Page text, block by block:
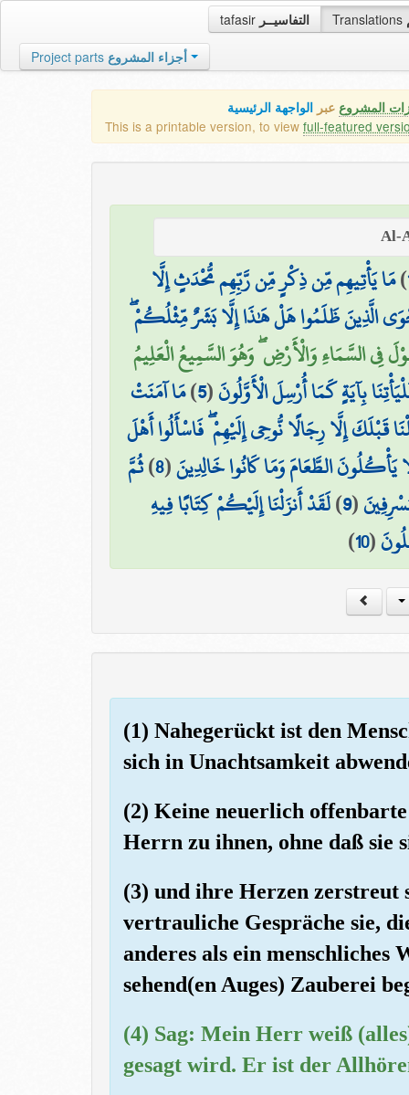
tafasir التفاسيــر Translations
Project parts أجزاء المشروع
المشروع عبر الواجهة الرئيسية
This is a printable version, to view full-featured
)مَا يَأْتِيهِم مِّن ذِكْرٍ مِّن رَّبِّهِم مُّحْدَثٍ إِلَّا
الَّذِينَ ظَلَمُوا هَلْ هَٰذَا إِلَّا بَشَرٌ مِّثْلُكُمْ
فِي السَّمَاءِ وَالْأَرْضِ ۖ وَهُوَ السَّمِيعُ الْعَلِيمُ
بِآيَةٍ كَمَا أُرْسِلَ الْأَوَّلُونَ(
5
)مَا آمَنَتْ
قَبْلَكَ إِلَّا رِجَالًا نُّوحِي إِلَيْهِمْ ۖ فَاسْأَلُوا أَهْلَ
الطَّعَامَ وَمَا كَانُوا خَالِدِينَ(
8
)ثُمَّ
(
9
)لَقَدْ أَنزَلْنَا إِلَيْكُمْ كِتَابًا فِيهِ
(
10
)
(1) Nahegerückt ist den
sich in Unachtsamkeit
(2) Keine neuerlich
Herrn zu ihnen, ohne daß sie
(3) und ihre Herzen zerstreut
vertrauliche Gespräche sie,
anderes als ein menschliches
sehend(en Auges) Zauberei
(4) Sag: Mein Herr weiß
gesagt wird. Er ist der